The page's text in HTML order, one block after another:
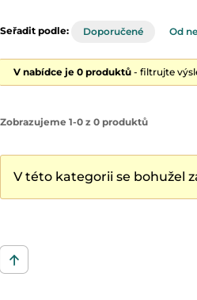
Seřadit podle: Doporučené Od
V nabídce je 0 produktů - filtrujte
Zobrazujeme 1-0 z 0 produktů
V této kategorii se bohužel